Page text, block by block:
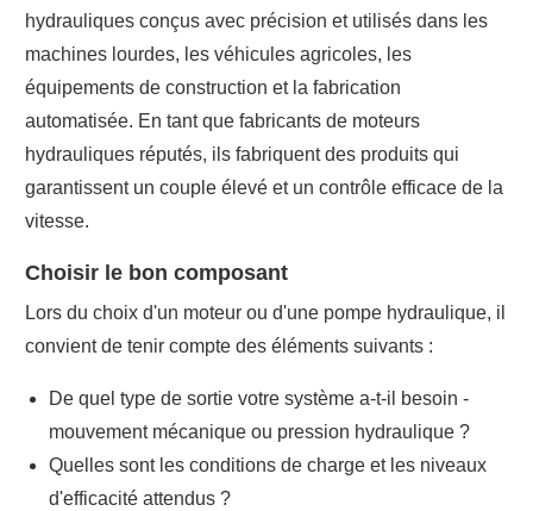
hydrauliques conçus avec précision et utilisés dans les
machines lourdes, les véhicules agricoles, les
équipements de construction et la fabrication
automatisée. En tant que fabricants de moteurs
hydrauliques réputés, ils fabriquent des produits qui
garantissent un couple élevé et un contrôle efficace de la
vitesse.
Choisir le bon composant
Lors du choix d'un moteur ou d'une pompe hydraulique, il
convient de tenir compte des éléments suivants :
De quel type de sortie votre système a-t-il besoin -
mouvement mécanique ou pression hydraulique ?
Quelles sont les conditions de charge et les niveaux
d'efficacité attendus ?